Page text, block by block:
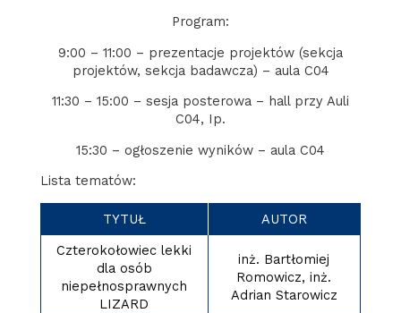
Program:
9:00 – 11:00 – prezentacje projektów (sekcja
projektów, sekcja badawcza) – aula C04
11:30 – 15:00 – sesja posterowa – hall przy Auli
C04, Ip.
15:30 – ogłoszenie wyników – aula C04
Lista tematów:
TYTUŁ
AUTOR
Czterokołowiec lekki
dla osób
niepełnosprawnych
LIZARD
inż. Bartłomiej
Romowicz, inż.
Adrian Starowicz